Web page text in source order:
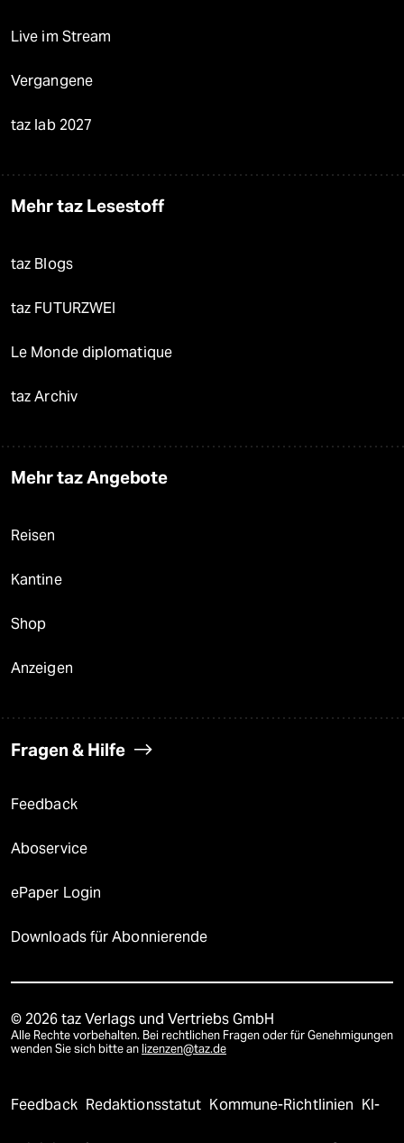
Live im Stream
Vergangene
taz lab 2027
Mehr taz Lesestoff
taz Blogs
taz FUTURZWEI
Le Monde diplomatique
taz Archiv
Mehr taz Angebote
Reisen
Kantine
Shop
Anzeigen
Fragen & Hilfe
Feedback
Aboservice
ePaper Login
Downloads für Abonnierende
© 2026 taz Verlags und Vertriebs GmbH
Alle Rechte vorbehalten. Bei rechtlichen Fragen oder für Genehmigungen
wenden Sie sich bitte an lizenzen@taz.de
Feedback Redaktionsstatut Kommune-Richtlinien KI-